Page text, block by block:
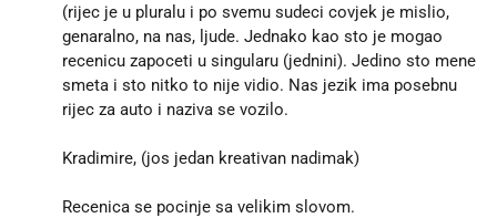
(rijec je u pluralu i po svemu sudeci covjek je mislio,
genaralno, na nas, ljude. Jednako kao sto je mogao
recenicu zapoceti u singularu (jednini). Jedino sto mene
smeta i sto nitko to nije vidio. Nas jezik ima posebnu
rijec za auto i naziva se vozilo.
Kradimire, (jos jedan kreativan nadimak)
Recenica se pocinje sa velikim slovom.